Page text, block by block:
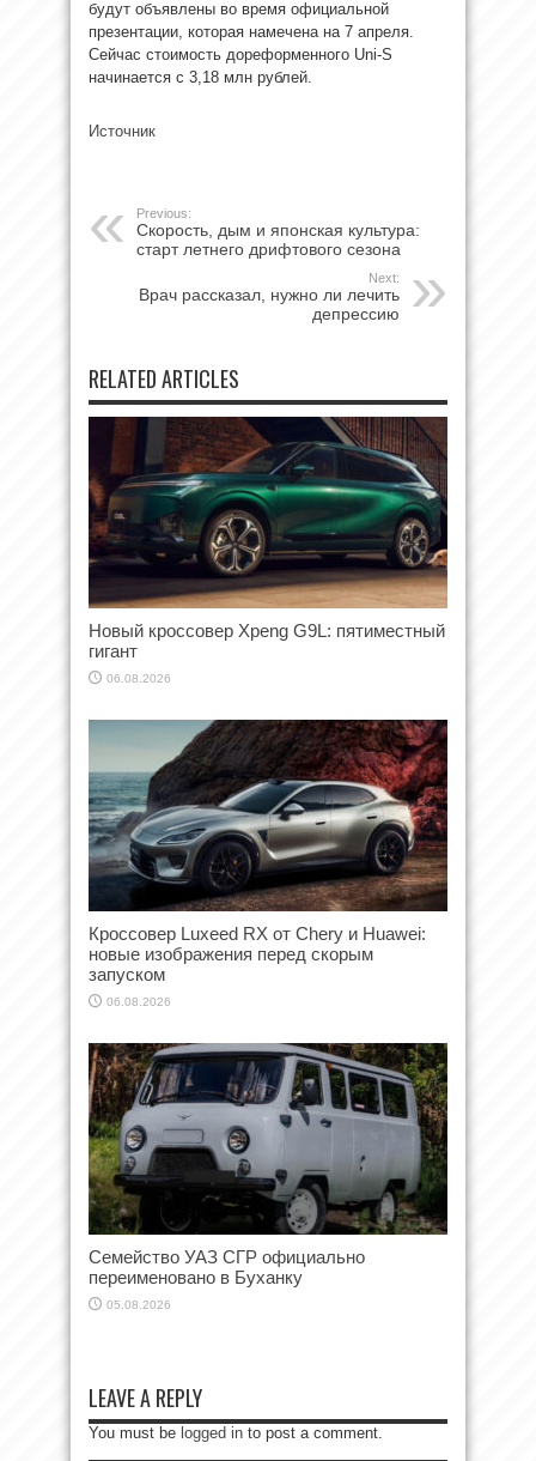
будут объявлены во время официальной
презентации, которая намечена на 7 апреля.
Сейчас стоимость дореформенного Uni-S
начинается с 3,18 млн рублей.
Источник
Previous:
Скорость, дым и японская культура:
старт летнего дрифтового сезона
Next:
Врач рассказал, нужно ли лечить
депрессию
RELATED ARTICLES
Новый кроссовер Xpeng G9L: пятиместный
гигант
06.08.2026
Кроссовер Luxeed RX от Chery и Huawei:
новые изображения перед скорым
запуском
06.08.2026
Семейство УАЗ СГР официально
переименовано в Буханку
05.08.2026
LEAVE A REPLY
You must be logged in to post a comment.